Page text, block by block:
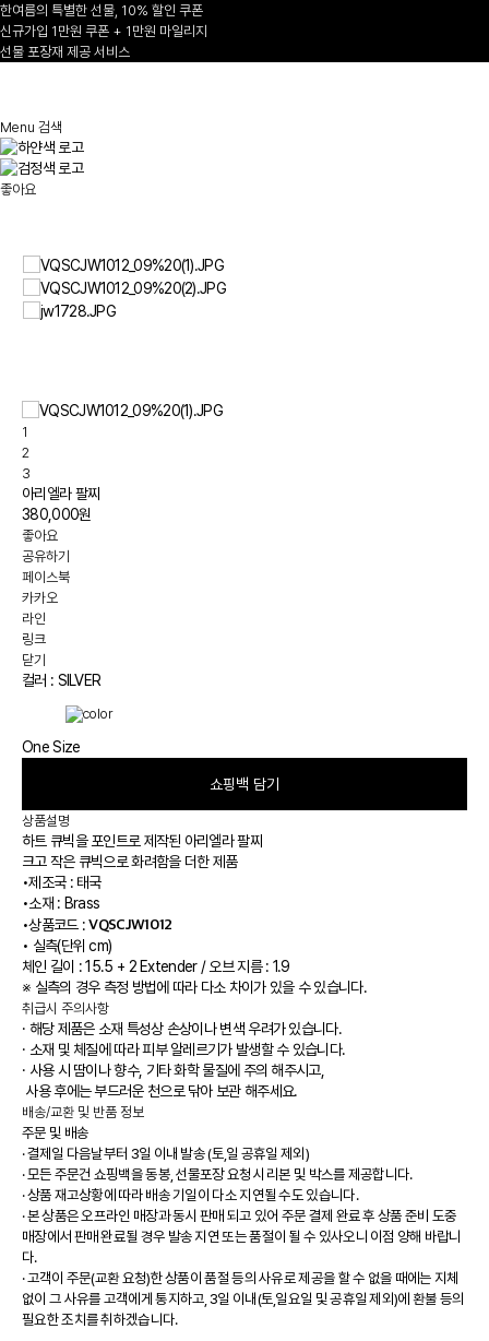
한여름의 특별한 선물, 10% 할인 쿠폰
신규가입 1만원 쿠폰 + 1만원 마일리지
선물 포장재 제공 서비스
Menu 검색
좋아요
1
2
3
아리엘라 팔찌
380,000원
좋아요
공유하기
페이스북
카카오
라인
링크
닫기
컬러 : SILVER
One Size
쇼핑백 담기
상품설명
하트 큐빅을 포인트로 제작된 아리엘라 팔찌
크고 작은 큐빅으로 화려함을 더한 제품
•제조국 : 태국
•소재 : Brass
•상품코드 :VQSCJW1012
• 실측(단위 cm)
체인 길이 : 15.5 + 2 Extender / 오브 지름 : 1.9
※ 실측의 경우 측정 방법에 따라 다소 차이가 있을 수 있습니다.
취급시 주의사항
· 해당 제품은 소재 특성상 손상이나 변색 우려가 있습니다.
· 소재 및 체질에 따라 피부 알레르기가 발생할 수 있습니다.
· 사용 시 땀이나 향수, 기타 화학 물질에 주의 해주시고,
사용 후에는 부드러운 천으로 닦아 보관 해주세요.
배송/교환 및 반품 정보
주문 및 배송
·결제일 다음날부터 3일 이내 발송 (토,일 공휴일 제외)
·모든 주문건 쇼핑백을 동봉, 선물포장 요청시 리본 및 박스를 제공합니다.
·상품 재고상황에 따라 배송 기일이 다소 지연될 수도 있습니다.
·본 상품은 오프라인 매장과 동시 판매 되고 있어 주문 결제 완료 후 상품 준비 도중
매장에서 판매 완료될 경우 발송 지연 또는 품절이 될 수 있사오니 이점 양해 바랍니
다.
·고객이 주문(교환 요청)한 상품이 품절 등의 사유로 제공을 할 수 없을 때에는 지체
없이 그 사유를 고객에게 통지하고, 3일 이내(토,일요일 및 공휴일 제외)에 환불 등의
필요한 조치를 취하겠습니다.